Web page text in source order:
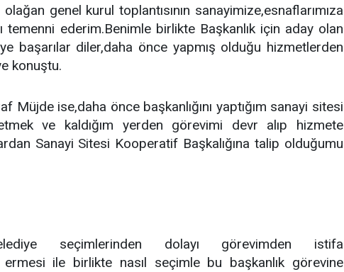
genel kurul toplantısının sanayimize,esnaflarımıza
temenni ederim.Benimle birlikte Başkanlık için aday olan
başarılar diler,daha önce yapmış olduğu hizmetlerden
konuştu.
Müjde ise,daha önce başkanlığını yaptığım sanayi sitesi
ve kaldığım yerden görevimi devr alıp hizmete
Sanayi Sitesi Kooperatif Başkalığına talip olduğumu
seçimlerinden dolayı görevimden istifa
ile birlikte nasıl seçimle bu başkanlık görevine